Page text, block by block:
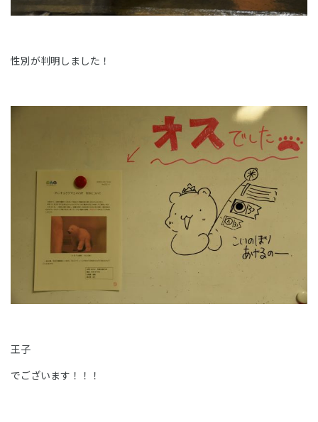
性別が判明しました！
王子
でございます！！！